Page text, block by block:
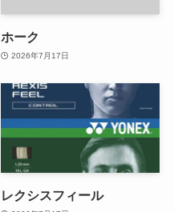
ホーク
2026年7月17日
レクシスフィール